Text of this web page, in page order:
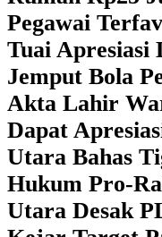
Pegawai
Tuai Apresiasi
Jemput Bola
Akta Lahir
Dapat
Utara Bahas
Hukum Pro-
Utara Desak